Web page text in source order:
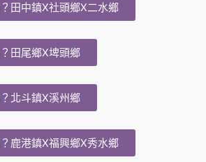
田中鎮X社頭鄉X二水鄉
田尾鄉X埤頭鄉
北斗鎮X溪州鄉
鹿港鎮X福興鄉X秀水鄉